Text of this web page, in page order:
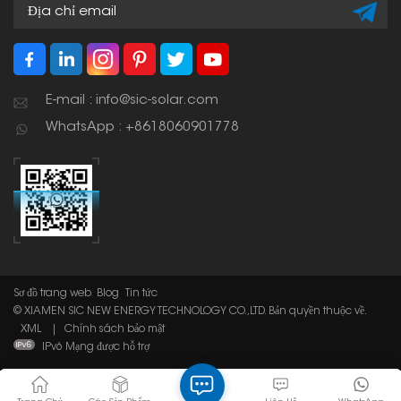
E-mail : info@sic-solar.com
WhatsApp : +8618060901778
Sơ đồ trang web Blog
Tin tức
© XIAMEN SIC NEW ENERGY TECHNOLOGY CO.,LTD. Bản quyền thuộc về.
XML
Chính sách bảo mật
IPv6 Mạng được hỗ trợ